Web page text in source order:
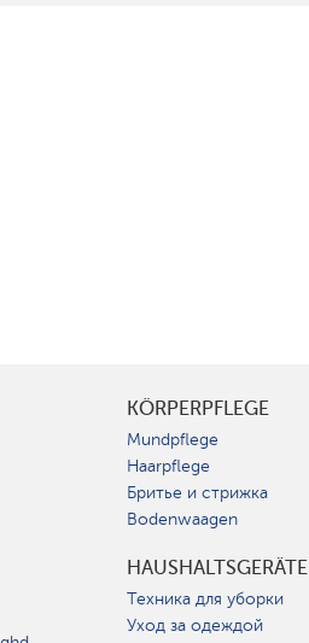
KÖRPERPFLEGE
Mundpflege
Haarpflege
Бритье и стрижка
Bodenwaagen
HAUSHALTSGERÄTE
Техника для уборки
Уход за одеждой